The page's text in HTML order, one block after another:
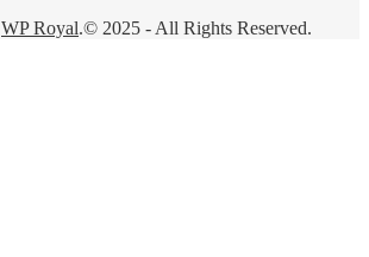
© 2025 - All Rights Reserved.
WP Royal.